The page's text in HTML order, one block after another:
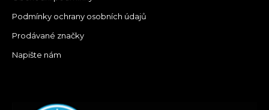
Podmínky ochrany osobních údajů
Prodávané značky
Napište nám